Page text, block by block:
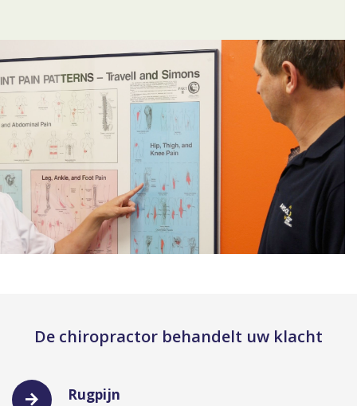
De chiropractor behandelt uw klacht
Rugpijn